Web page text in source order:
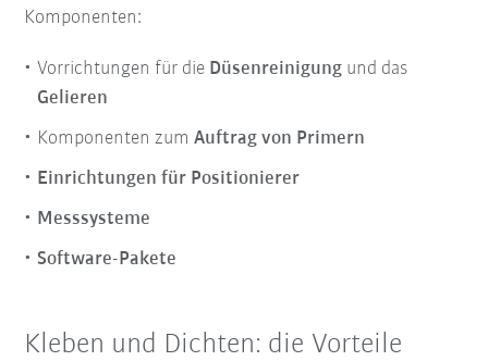
Komponenten:
Vorrichtungen für die Düsenreinigung und das
Gelieren
Komponenten zumAuftrag von Primern
Einrichtungen für Positionierer
Messsysteme
Software-Pakete
Kleben und Dichten: die Vorteile